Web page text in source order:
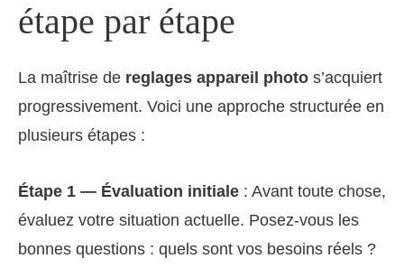
étape par étape
La maîtrise de reglages appareil photo s’acquiert
progressivement. Voici une approche structurée en
plusieurs étapes :
Étape 1 — Évaluation initiale : Avant toute chose,
évaluez votre situation actuelle. Posez-vous les
bonnes questions : quels sont vos besoins réels ?